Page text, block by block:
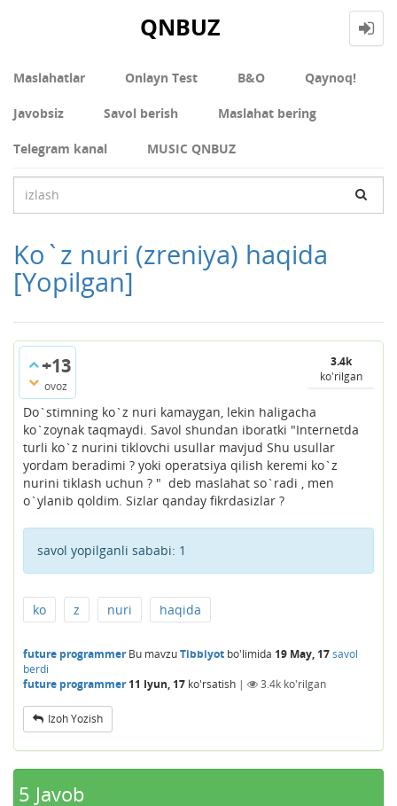
QNBUZ
Maslahatlar Onlayn Test В&О Qaynoq!
Javobsiz Savol berish Maslahat bering
Telegram kanal MUSIC QNBUZ
Ko`z nuri (zreniya) haqida
[Yopilgan]
+13
ovoz
3.4k
ko'rilgan
Do`stimning ko`z nuri kamaygan, lekin haligacha
ko`zoynak taqmaydi. Savol shundan iboratki "Internetda
turli ko`z nurini tiklovchi usullar mavjud Shu usullar
yordam beradimi ? yoki operatsiya qilish keremi ko`z
nurini tiklash uchun ? " deb maslahat so`radi , men
o`ylanib qoldim. Sizlar qanday fikrdasizlar ?
savol yopilganli sababi: 1
ko z nuri haqida
future programmer Bu mavzuTibbiyot bo'limida 19 May, 17savol
berdi
future programmer 11 Iyun, 17 ko'rsatish | 3.4k ko'rilgan
Izoh Yozish
5 Javob